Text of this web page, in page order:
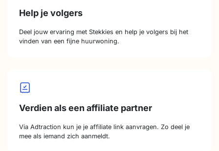
Help je volgers
Deel jouw ervaring met Stekkies en help je volgers bij het
vinden van een fijne huurwoning.
Verdien als een affiliate partner
Via Adtraction kun je je affiliate link aanvragen. Zo deel je
mee als iemand zich aanmeldt.